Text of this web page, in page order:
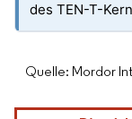
des TEN-T-
Quelle: Mordor